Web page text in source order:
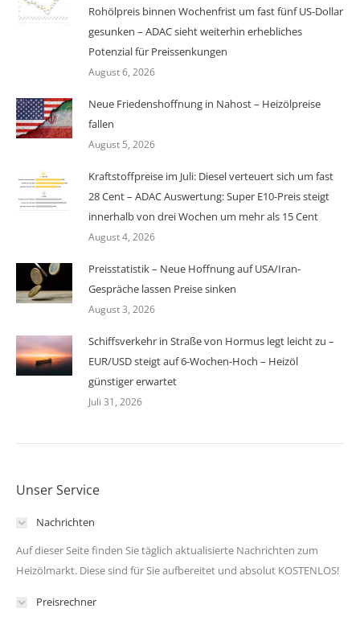
Rohölpreis binnen Wochenfrist um fast fünf US-Dollar
gesunken – ADAC sieht weiterhin erhebliches
Potenzial für Preissenkungen
August 6, 2026
Neue Friedenshoffnung in Nahost – Heizölpreise
fallen
August 5, 2026
Kraftstoffpreise im Juli: Diesel verteuert sich um fast
28 Cent – ADAC Auswertung: Super E10-Preis steigt
innerhalb von drei Wochen um mehr als 15 Cent
August 4, 2026
Preisstatistik – Neue Hoffnung auf USA/Iran-
Gespräche lassen Preise sinken
August 3, 2026
Schiffsverkehr in Straße von Hormus legt leicht zu –
EUR/USD steigt auf 6-Wochen-Hoch – Heizöl
günstiger erwartet
Juli 31, 2026
Unser Service
Nachrichten
Auf dieser Seite finden Sie täglich aktualisierte Nachrichten zum
Heizölmarkt. Diese sind für Sie aufbereitet und absolut KOSTENLOS!
Preisrechner